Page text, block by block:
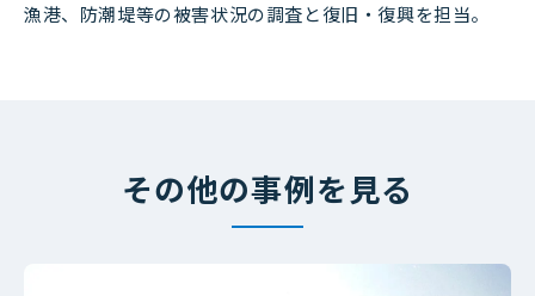
漁港、防潮堤等の被害状況の調査と復旧・復興を担当。
その他の事例を見る